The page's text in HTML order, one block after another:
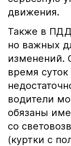
движения.
Также в ПДД
но важных
изменений.
время
водители
обязаны
со
(куртки с